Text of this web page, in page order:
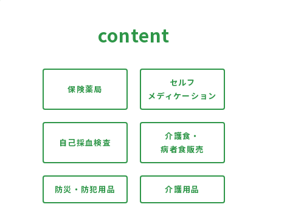
content
保険薬局
セルフ
メディケーション
自己採血検査
介護食・
病者食販売
防災・防犯用品 介護用品